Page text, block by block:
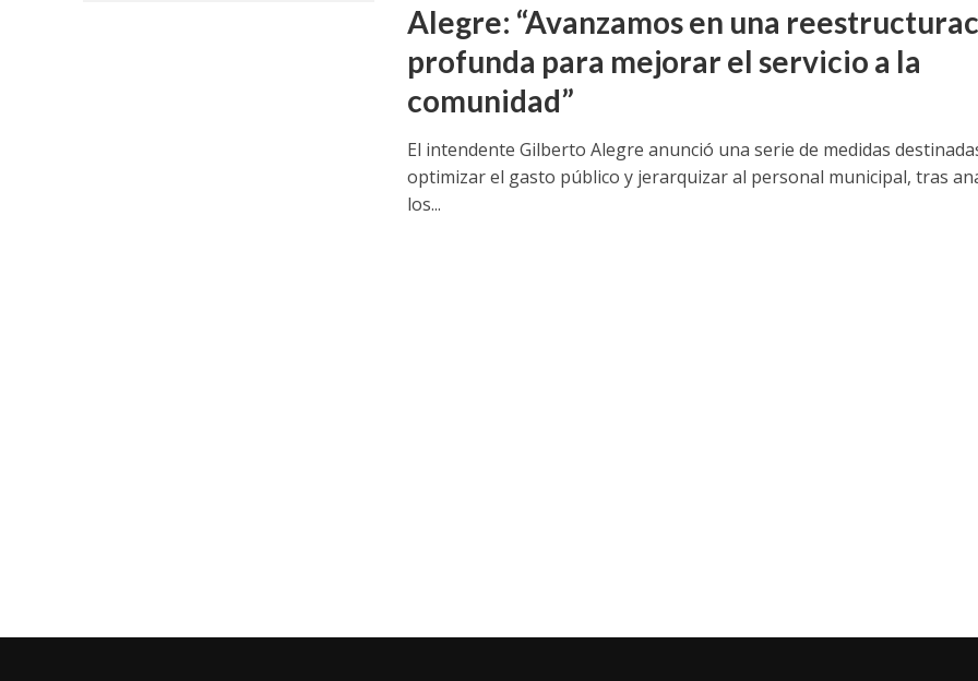
Alegre: “Avanzamos en una
profunda para mejorar el servicio a la
comunidad”
El intendente Gilberto Alegre anunció una serie de medidas
optimizar el gasto público y jerarquizar al personal municipal, tras
los...